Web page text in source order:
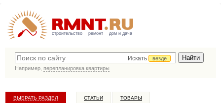
строительство ремонт дом и дача
Искать
везде
Например, перепланировка квартиры
ВЫБРАТЬ РАЗДЕЛ СТАТЬИ ТОВАРЫ